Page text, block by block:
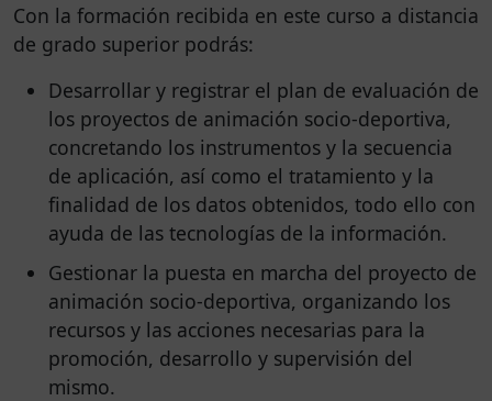
Con la formación recibida en este curso a distancia
de grado superior podrás:
Desarrollar y registrar el plan de evaluación de
los proyectos de animación socio-deportiva,
concretando los instrumentos y la secuencia
de aplicación, así como el tratamiento y la
finalidad de los datos obtenidos, todo ello con
ayuda de las tecnologías de la información.
Gestionar la puesta en marcha del proyecto de
animación socio-deportiva, organizando los
recursos y las acciones necesarias para la
promoción, desarrollo y supervisión del
mismo.